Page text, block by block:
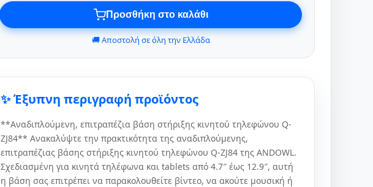
Προσθήκη στο καλάθι
🚚 Αποστολή σε όλη την Ελλάδα
✨ Έξυπνη περιγραφή προϊόντος
**Αναδιπλούμενη, επιτραπέζια βάση στήριξης κινητού τηλεφώνου Q-
ZJ84** Ανακαλύψτε την πρακτικότητα της αναδιπλούμενης,
επιτραπέζιας βάσης στήριξης κινητού τηλεφώνου Q-ZJ84 της ANDOWL.
Σχεδιασμένη για κινητά τηλέφωνα και tablets από 4.7″ έως 12.9″, αυτή
η βάση σας επιτρέπει να παρακολουθείτε βίντεο, να ακούτε μουσική ή